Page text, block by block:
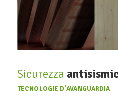
Sicurezza
TECNOLOGIE D'AVANGUARDIA